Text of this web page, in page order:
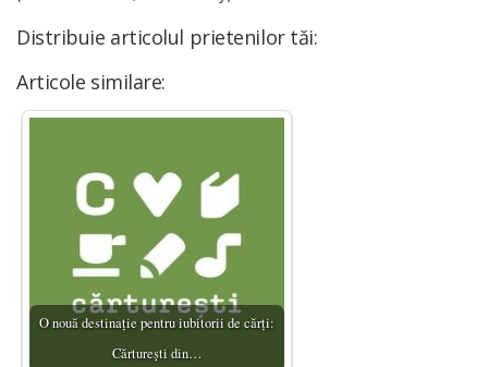
Distribuie articolul prietenilor tăi:
Articole similare:
O nouă destinație pentru iubitorii de cărți:
Cărturești din…